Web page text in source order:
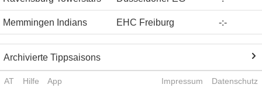
Memmingen Indians EHC Freiburg -:-
Archivierte Tippsaisons
AT Hilfe App Impressum Datenschutz